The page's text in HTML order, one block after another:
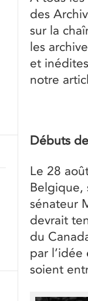
des
sur la
les
et
notre
Débuts
Le 28
Belgique,
sénateur
devrait
du
par
soient